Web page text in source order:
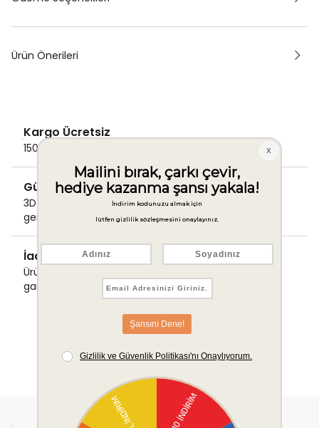
Ürün Önerileri
Kargo Ücretsiz
1500 TL ve üzeri alışverişlerde Kargo bedava!
Güvenli Ödeme
3D Secure ile güvenli ödemenizi
gerçekleştirin.
İade & Değişim Garantisi
Ürünlerinizde sorunsuz iade ve değişim
garantisi.